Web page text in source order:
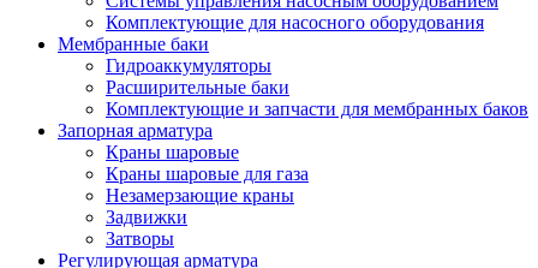
Комплектующие для насосного оборудования
Мембранные баки
Гидроаккумуляторы
Расширительные баки
Комплектующие и запчасти для мембранных баков
Запорная арматура
Краны шаровые
Краны шаровые для газа
Незамерзающие краны
Задвижки
Затворы
Регулирующая арматура